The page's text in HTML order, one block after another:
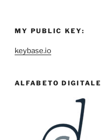
MY PUBLIC KEY:
keybase.io
ALFABETO DIGITALE